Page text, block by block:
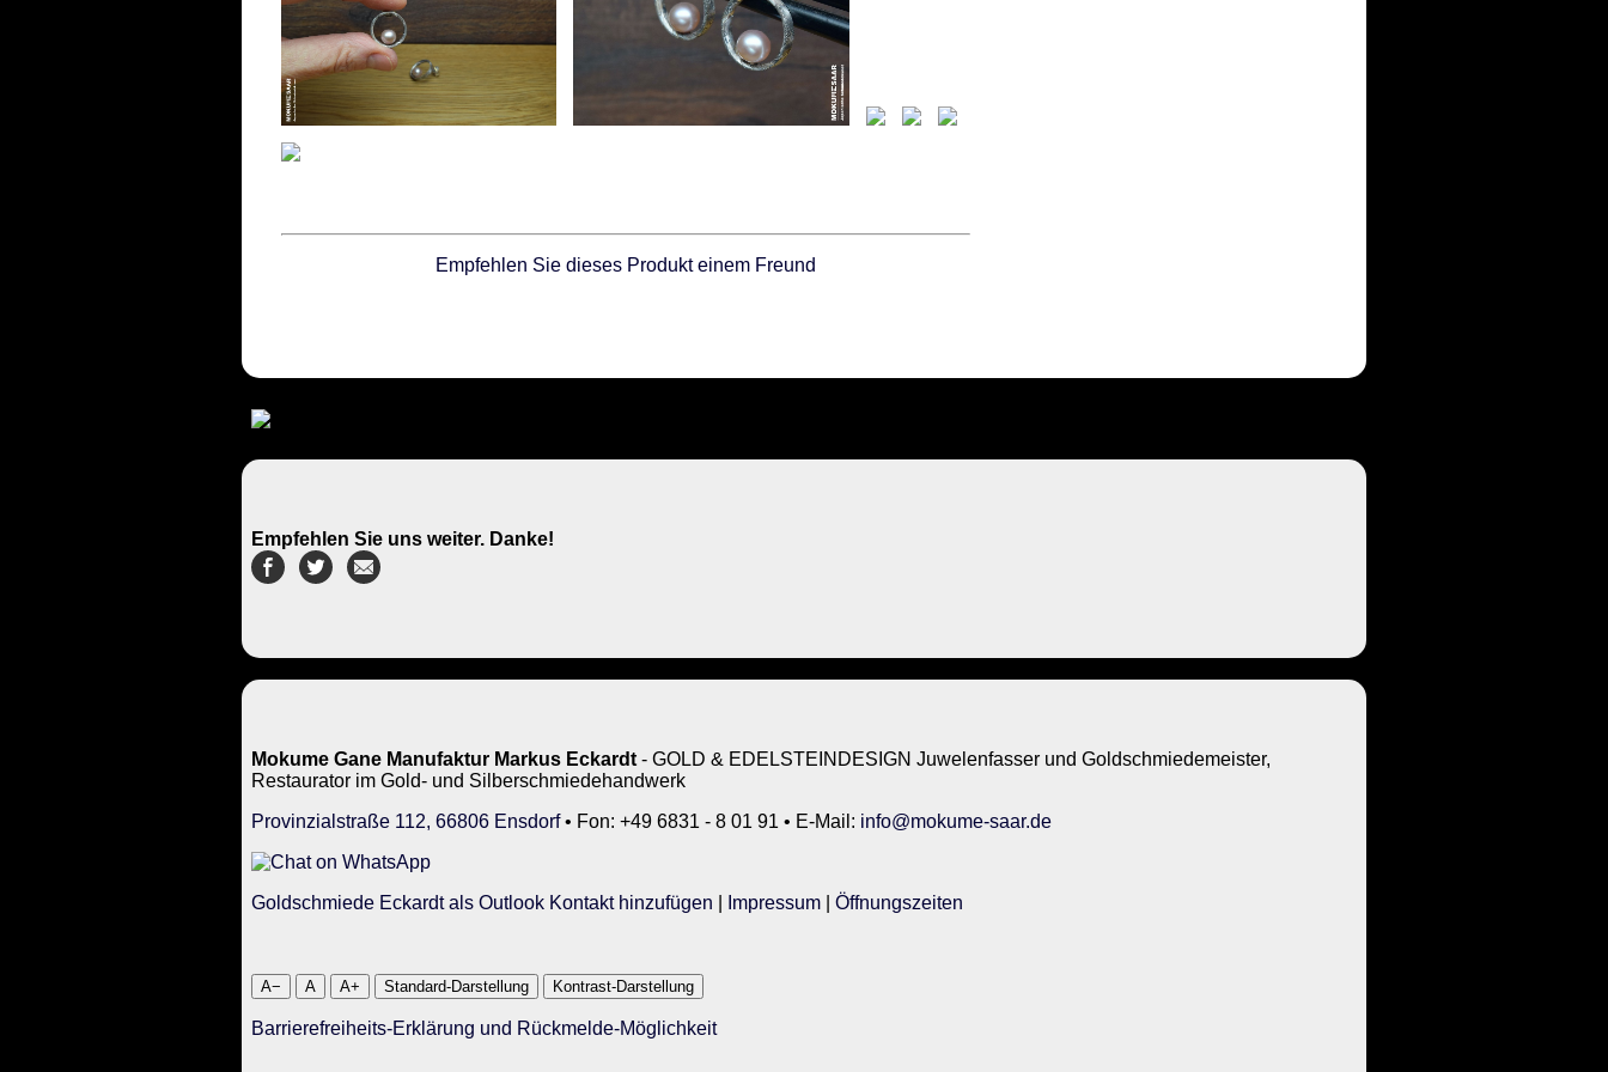
Empfehlen Sie dieses Produkt einem Freund
Empfehlen Sie uns weiter. Danke!
Mokume Gane Manufaktur Markus Eckardt - GOLD & EDELSTEINDESIGN Juwelenfasser und Goldschmiedemeister,
Restaurator im Gold- und Silberschmiedehandwerk
Provinzialstraße 112, 66806 Ensdorf• Fon: +49 6831 - 8 01 91 • E-Mail: info@mokume-saar.de
Goldschmiede Eckardt als Outlook Kontakt hinzufügen Impressum Öffnungszeiten
A− A A+ Standard-Darstellung Kontrast-Darstellung
Barrierefreiheits-Erklärung und Rückmelde-Möglichkeit